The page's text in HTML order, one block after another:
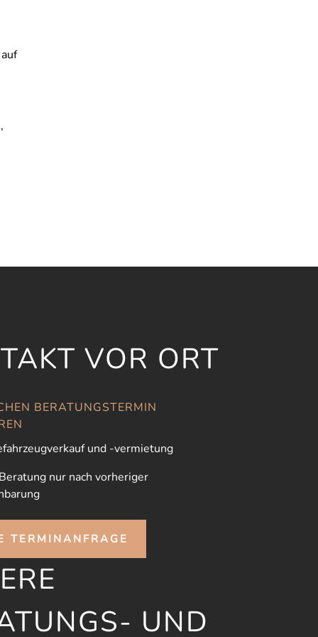
VOR ORT
BERATUNGSTERMIN
und -vermietung
nur nach vorheriger
TERMINANFRAGE
UND